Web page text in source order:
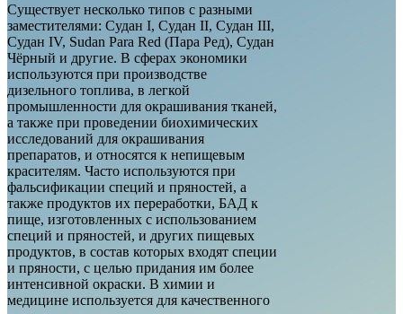
Существует несколько типов с разными
заместителями: Судан I, Судан II, Судан III,
Судан IV, Sudan Para Red (Пара Ред), Судан
Чёрный и другие. В сферах экономики
используются при производстве
дизельного топлива, в легкой
промышленности для окрашивания тканей,
а также при проведении биохимических
исследований для окрашивания
препаратов, и относятся к непищевым
красителям. Часто используются при
фальсификации специй и пряностей, а
также продуктов их переработки, БАД к
пище, изготовленных с использованием
специй и пряностей, и других пищевых
продуктов, в состав которых входят специи
и пряности, с целью придания им более
интенсивной окраски. В химии и
медицине используется для качественного